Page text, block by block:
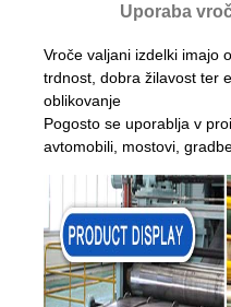
Uporaba
Vroče valjani izdelki imajo
trdnost, dobra žilavost ter
oblikovanje
Pogosto se uporablja v
avtomobili, mostovi,